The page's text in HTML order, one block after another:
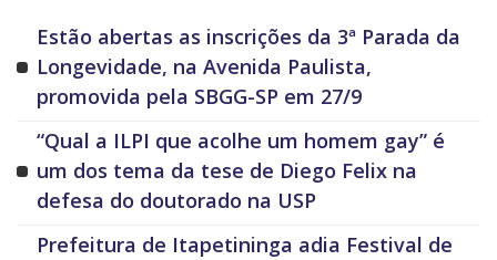
Estão abertas as inscrições da 3ª Parada da
Longevidade, na Avenida Paulista,
promovida pela SBGG-SP em 27/9
“Qual a ILPI que acolhe um homem gay” é
um dos tema da tese de Diego Felix na
defesa do doutorado na USP
Prefeitura de Itapetininga adia Festival de